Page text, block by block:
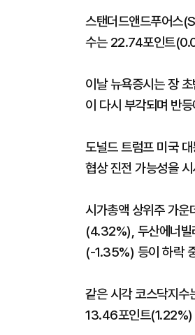
스탠더드앤드푸어스
수는 22.74포인트
이날 뉴욕증시는 장
이 다시 부각되며 반
도널드 트럼프 미국
협상 진전 가능성을
시가총액 상위주 가
(4.32%), 두산에너
(-1.35%) 등이 하락
같은 시각 코스닥지
13.46포인트(1.22%)